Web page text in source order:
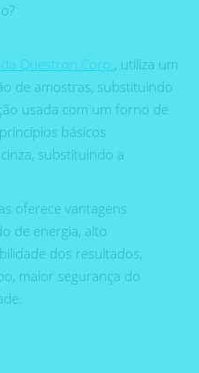
Questron Corp., utiliza um
de amostras, substituindo
usada com um forno de
básicos
substituindo a
oferece vantagens
de energia, alto
dos resultados,
maior segurança do